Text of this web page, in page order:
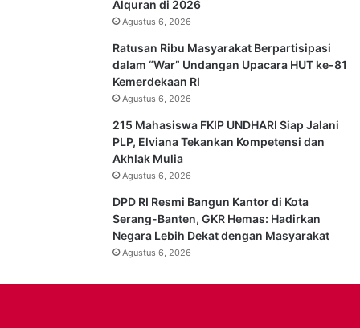
Alquran di 2026
Agustus 6, 2026
Ratusan Ribu Masyarakat Berpartisipasi
dalam “War” Undangan Upacara HUT ke-81
Kemerdekaan RI
Agustus 6, 2026
215 Mahasiswa FKIP UNDHARI Siap Jalani
PLP, Elviana Tekankan Kompetensi dan
Akhlak Mulia
Agustus 6, 2026
DPD RI Resmi Bangun Kantor di Kota
Serang-Banten, GKR Hemas: Hadirkan
Negara Lebih Dekat dengan Masyarakat
Agustus 6, 2026